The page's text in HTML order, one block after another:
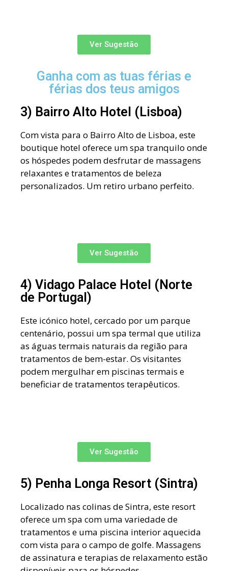
Ver Sugestão
Ganha com as tuas férias e
férias dos teus amigos
3) Bairro Alto Hotel (Lisboa)
Com vista para o Bairro Alto de Lisboa, este
boutique hotel oferece um spa tranquilo onde
os hóspedes podem desfrutar de massagens
relaxantes e tratamentos de beleza
personalizados. Um retiro urbano perfeito.
Ver Sugestão
4) Vidago Palace Hotel (Norte
de Portugal)
Este icónico hotel, cercado por um parque
centenário, possui um spa termal que utiliza
as águas termais naturais da região para
tratamentos de bem-estar. Os visitantes
podem mergulhar em piscinas termais e
beneficiar de tratamentos terapêuticos.
Ver Sugestão
5) Penha Longa Resort (Sintra)
Localizado nas colinas de Sintra, este resort
oferece um spa com uma variedade de
tratamentos e uma piscina interior aquecida
com vista para o campo de golfe. Massagens
de assinatura e terapias de relaxamento estão